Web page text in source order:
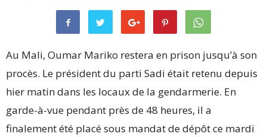
Au Mali, Oumar Mariko restera en prison jusqu’à son
procès. Le président du parti Sadi était retenu depuis
hier matin dans les locaux de la gendarmerie. En
garde-à-vue pendant près de 48 heures, il a
finalement été placé sous mandat de dépôt ce mardi